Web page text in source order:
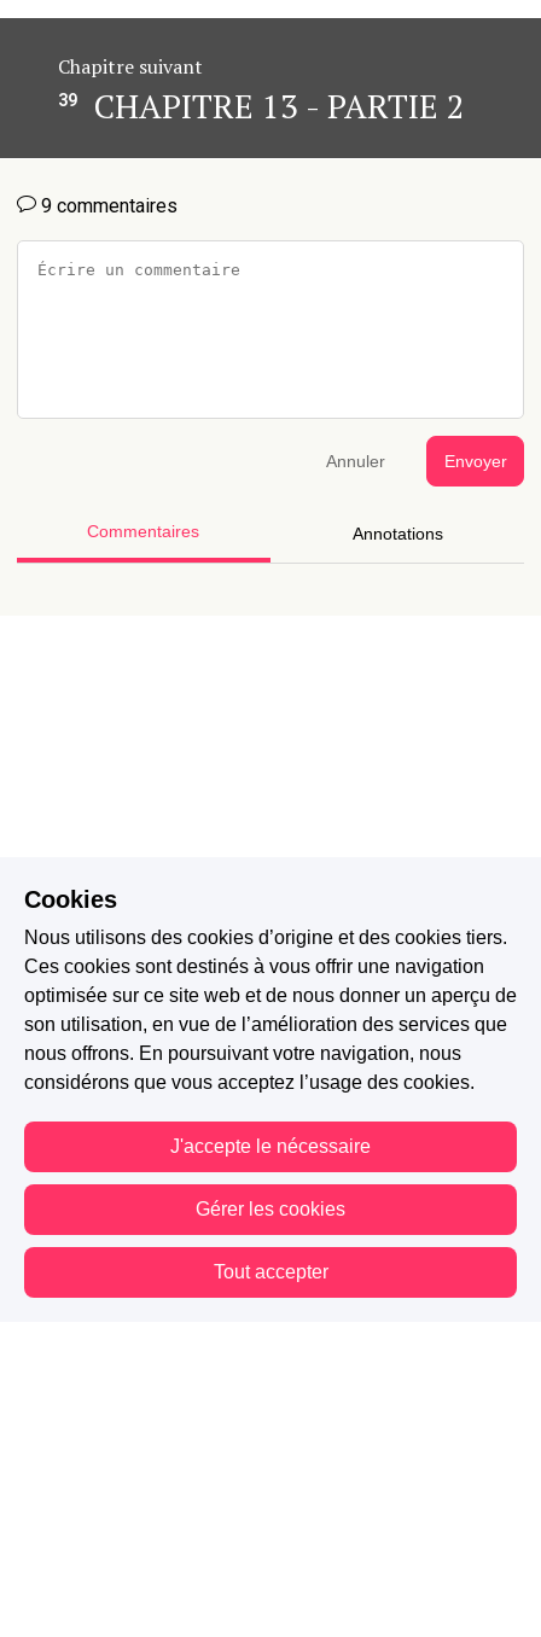
Chapitre suivant
39 CHAPITRE 13 - PARTIE 2
9 commentaires
Annuler Envoyer
Commentaires Annotations
Cookies
Nous utilisons des cookies d’origine et des cookies tiers.
Ces cookies sont destinés à vous offrir une navigation
optimisée sur ce site web et de nous donner un aperçu de
son utilisation, en vue de l’amélioration des services que
nous offrons. En poursuivant votre navigation, nous
considérons que vous acceptez l’usage des cookies.
J'accepte le nécessaire
Gérer les cookies
Tout accepter